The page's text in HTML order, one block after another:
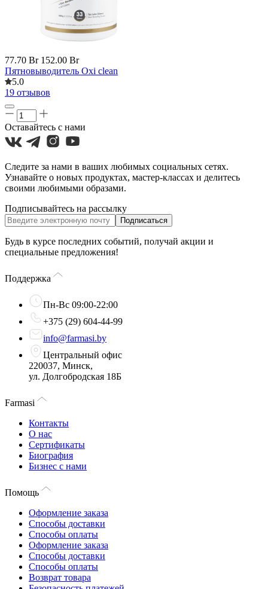
77.70 Br 152.00 Br
Пятновыводитель Oxi clean
5.0
19 отзывов
Оставайтесь с нами
Следите за нами в ваших любимых социальных сетях.
Узнавайте о новых продуктах, мастер-классах и делитесь
своими любимыми образами.
Подписывайтесь на рассылку
Подписаться
Будь в курсе последних событий, получай акции и
специальные предложения!
Поддержка
Пн-Вс 09:00-22:00
+375 (29) 604-44-99
info@farmasi.by
Центральный офис
220037, Минск,
ул. Долгобродская 18Б
Farmasi
Контакты
О нас
Сертификаты
Биография
Бизнес с нами
Помощь
Оформление заказа
Способы доставки
Способы оплаты
Оформление заказа
Способы доставки
Способы оплаты
Возврат товара